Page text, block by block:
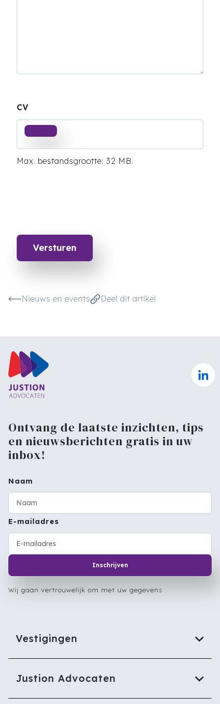
CV
Max. bestandsgrootte: 32 MB.
Versturen
Nieuws en events Deel dit artikel
Vestigingen
Justion Advocaten
Ontvang de laatste inzichten, tips
en nieuwsberichten gratis in uw
inbox!
Naam
E-mailadres
Inschrijven
Wij gaan vertrouwelijk om met uw gegevens